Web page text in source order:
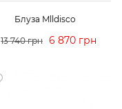
Блуза Mlldisco
13 740 грн 6 870 грн